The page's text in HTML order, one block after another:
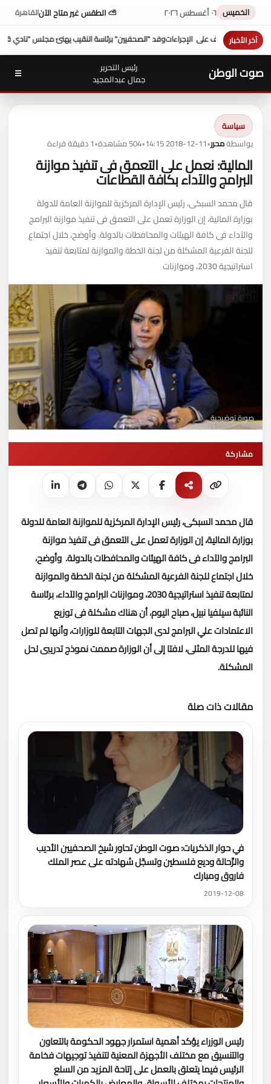
الخميس ٠٦ أغسطس ٢٠٢٦ ⛅ الطقس غير متاح الآنالقاهرة
آخر الأخبار
شكري عازر منسق لجنة الدفاع عن أموالبرئاسة النقيب يهنئ مجلس "نادي قضاة مصر"
صوت الوطن
رئيس التحرير
جمال عبدالمجيد
☰
سياسة
بواسطةمحرر•
2018-12-11 14:15
•504 مشاهدة •1 دقيقة قراءة
المالية: نعمل على التعمق فى تنفيذ موازنة
البرامج والآداء بكافة القطاعات
قال محمد السبكى، رئيس الإدارة المركزية للموازنة العامة للدولة
بوزارة المالية، إن الوزارة تعمل على التعمق فى تنفيذ موازنة البرامج
والآداء فى كافة الهيئات والمحافطات بالدولة. وأوضح، خلال اجتماع
للجنة الفرعية المشكلة من لجنة الخطة والموازنة لمتابعة تنفيذ
استراتيجية 2030، وموازنات
صورة توضيحية
مشاركة
قال محمد السبكى، رئيس الإدارة المركزية للموازنة العامة للدولة
بوزارة المالية، إن الوزارة تعمل على التعمق فى تنفيذ موازنة
البرامج والآداء فى كافة الهيئات والمحافطات بالدولة. وأوضح،
خلال اجتماع للجنة الفرعية المشكلة من لجنة الخطة والموازنة
لمتابعة تنفيذ استراتيجية 2030، وموازنات البرامج والآداء، برئاسة
النائبة سيلفيا نبيل، صباح اليوم، أن هناك مشكلة فى توزيع
الاعتمادات علي البرامج لدى الجهات التابعة للوزارات، وأنها لم تصل
فيها للدرجة المثلى، لافتا إلى أن الوزارة صممت نموذج تدريبى لحل
المشكلة.
مقالات ذات صلة
في حوار الذكريات: صوت الوطن تحاور شيخ الصحفيين الأديب
والرَّحالة وديع فلسطين وتسجّل شهادته على عصر الملك
فاروق ومبارك
2019-12-08
رئيس الوزراء يؤكد أهمية استمرار جهود الحكومة بالتعاون
والتنسيق مع مختلف الأجهزة المعنية لتنفيذ توجيهات فخامة
الرئيس فيما يتعلق بالعمل على إتاحة المزيد من السلع